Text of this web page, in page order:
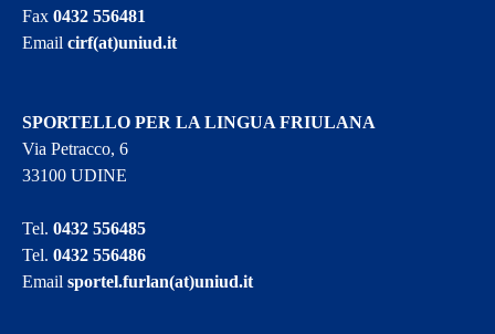
Fax0432 556481
Emailcirf(at)uniud.it
SPORTELLO PER LA LINGUA FRIULANA
Via Petracco, 6
33100 UDINE
Tel.0432 556485
Tel.0432 556486
Emailsportel.furlan(at)uniud.it